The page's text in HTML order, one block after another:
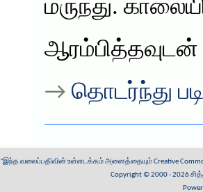
மருந்து.
ஆரம்பித்தவுடன்
→ தொடர்ந்து
"இந்த வலைப்பதிவின் உள்ளடக்கம் அனைத்தையும்Creative
Copyright © 2000 - 2026